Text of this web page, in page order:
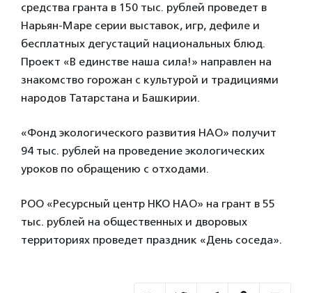
средства гранта в 150 тыс. рублей проведет в
Нарьян-Маре серии выставок, игр, дефиле и
бесплатных дегустаций национальных блюд.
Проект «В единстве наша сила!» направлен на
знакомство горожан с культурой и традициями
народов Татарстана и Башкирии.
«Фонд экологического развития НАО» получит
94 тыс. рублей на проведение экологических
уроков по обращению с отходами.
РОО «Ресурсный центр НКО НАО» на грант в 55
тыс. рублей на общественных и дворовых
территориях проведет праздник «День соседа».